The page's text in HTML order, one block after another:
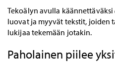
Tekoälyn avulla käännettäväksi
luovat ja myyvät tekstit, joiden
lukijaa tekemään jotakin.
Paholainen piilee